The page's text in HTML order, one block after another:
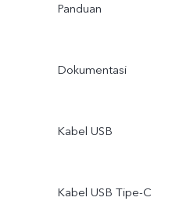
Panduan
Dokumentasi
Kabel USB
Kabel USB Tipe-C